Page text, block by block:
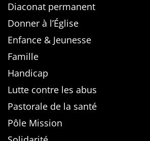
Diaconat permanent
Donner à l’Église
Enfance & Jeunesse
Famille
Handicap
Lutte contre les abus
Pastorale de la santé
Pôle Mission